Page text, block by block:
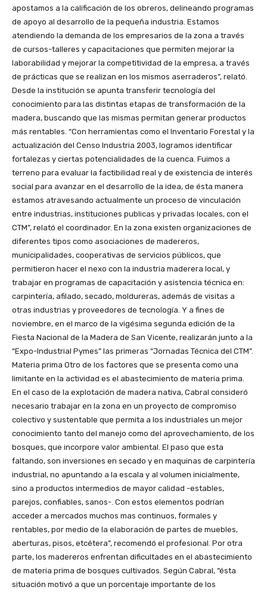
apostamos a la calificación de los obreros, delineando programas
de apoyo al desarrollo de la pequeña industria. Estamos
atendiendo la demanda de los empresarios de la zona a través
de cursos-talleres y capacitaciones que permiten mejorar la
laborabilidad y mejorar la competitividad de la empresa, a través
de prácticas que se realizan en los mismos aserraderos”, relató.
Desde la institución se apunta transferir tecnología del
conocimiento para las distintas etapas de transformación de la
madera, buscando que las mismas permitan generar productos
más rentables. “Con herramientas como el Inventario Forestal y la
actualización del Censo Industria 2003, logramos identificar
fortalezas y ciertas potencialidades de la cuenca. Fuimos a
terreno para evaluar la factibilidad real y de existencia de interés
social para avanzar en el desarrollo de la idea, de ésta manera
estamos atravesando actualmente un proceso de vinculación
entre industrias, instituciones publicas y privadas locales, con el
CTM”, relató el coordinador. En la zona existen organizaciones de
diferentes tipos como asociaciones de madereros,
municipalidades, cooperativas de servicios públicos, que
permitieron hacer el nexo con la industria maderera local, y
trabajar en programas de capacitación y asistencia técnica en:
carpintería, afilado, secado, moldureras, además de visitas a
otras industrias y proveedores de tecnología. Y a fines de
noviembre, en el marco de la vigésima segunda edición de la
Fiesta Nacional de la Madera de San Vicente, realizarán junto a la
“Expo-Industrial Pymes” las primeras “Jornadas Técnica del CTM”.
Materia prima Otro de los factores que se presenta como una
limitante en la actividad es el abastecimiento de materia prima.
En el caso de la explotación de madera nativa, Cabral consideró
necesario trabajar en la zona en un proyecto de compromiso
colectivo y sustentable que permita a los industriales un mejor
conocimiento tanto del manejo como del aprovechamiento, de los
bosques, que incorpore valor ambiental. El paso que esta
faltando, son inversiones en secado y en maquinas de carpintería
industrial, no apuntando a la escala y al volumen inicialmente,
sino a productos intermedios de mayor calidad -estables,
parejos, confiables, sanos-. Con estos elementos podrían
acceder a mercados muchos mas continuos, formales y
rentables, por medio de la elaboración de partes de muebles,
aberturas, pisos, etcétera”, recomendó el profesional. Por otra
parte, los madereros enfrentan dificultades en el abastecimiento
de materia prima de bosques cultivados. Según Cabral, “ésta
situación motivó a que un porcentaje importante de los